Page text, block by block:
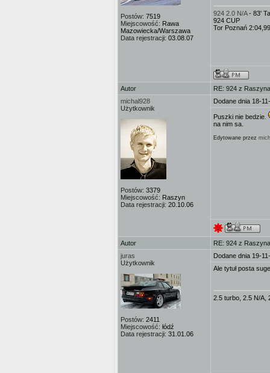
Postów: 7519
Miejscowość: Rawa
Mazowiecka/Warszawa
Data rejestracji: 03.08.07
924 2.0 N/A- 83'
924 CUP
Tor Poznań
Autor
RE: 924 z
michal928
Użytkownik
Postów: 3379
Miejscowość: Raszyn
Data rejestracji: 20.10.06
Dodane dnia 18-
Puszki nie bedzie.
na nim sa.
Edytowane przez
Autor
RE: 924 z
juras
Użytkownik
Postów: 2411
Miejscowość: łódź
Data rejestracji: 31.01.06
Dodane dnia 19-
Ale tytuł posta
2.5 turbo, 2.5 N/A,